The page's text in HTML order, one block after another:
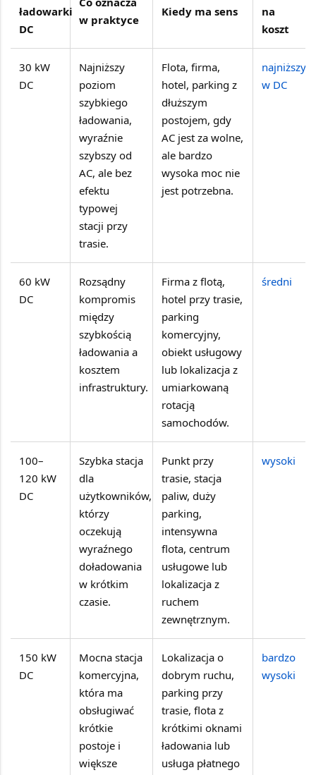
ładowarki
DC
w praktyce
Kiedy ma sens
na
koszt
30 kW
DC
Najniższy
poziom
szybkiego
ładowania,
wyraźnie
szybszy od
AC, ale bez
efektu
typowej
stacji przy
trasie.
Flota, firma,
hotel, parking z
dłuższym
postojem, gdy
AC jest za wolne,
ale bardzo
wysoka moc nie
jest potrzebna.
najniższy
w DC
60 kW
DC
Rozsądny
kompromis
między
szybkością
ładowania a
kosztem
infrastruktury.
Firma z flotą,
hotel przy trasie,
parking
komercyjny,
obiekt usługowy
lub lokalizacja z
umiarkowaną
rotacją
samochodów.
średni
100–
120 kW
DC
Szybka stacja
dla
użytkowników,
którzy
oczekują
wyraźnego
doładowania
w krótkim
czasie.
Punkt przy
trasie, stacja
paliw, duży
parking,
intensywna
flota, centrum
usługowe lub
lokalizacja z
ruchem
zewnętrznym.
wysoki
150 kW
DC
Mocna stacja
komercyjna,
która ma
obsługiwać
krótkie
postoje i
większe
Lokalizacja o
dobrym ruchu,
parking przy
trasie, flota z
krótkimi oknami
ładowania lub
usługa płatnego
bardzo
wysoki